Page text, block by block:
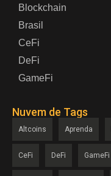
Blockchain
Brasil
CeFi
DeFi
GameFi
Nuvem de Tags
Altcoins Aprenda
CeFi DeFi GameFi